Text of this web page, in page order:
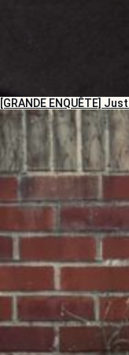
[GRANDE ENQUÊTE]